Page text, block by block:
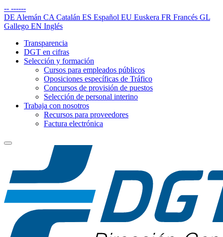
-- ------
DE Alemán CA Catalán ES Español EU Euskera FR Francés GL
Gallego EN Inglés
Transparencia
DGT en cifras
Selección y formación
Cursos para empleados públicos
Oposiciones específicas de Tráfico
Concursos de provisión de puestos
Selección de personal interino
Trabaja con nosotros
Recursos para proveedores
Factura electrónica